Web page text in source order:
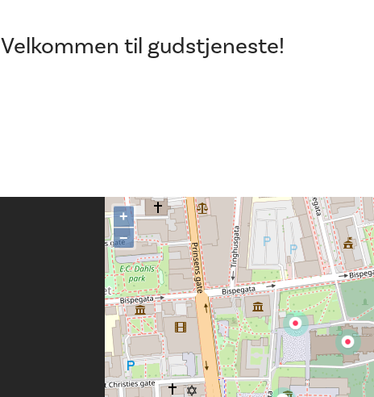
Velkommen til gudstjeneste!
+
−